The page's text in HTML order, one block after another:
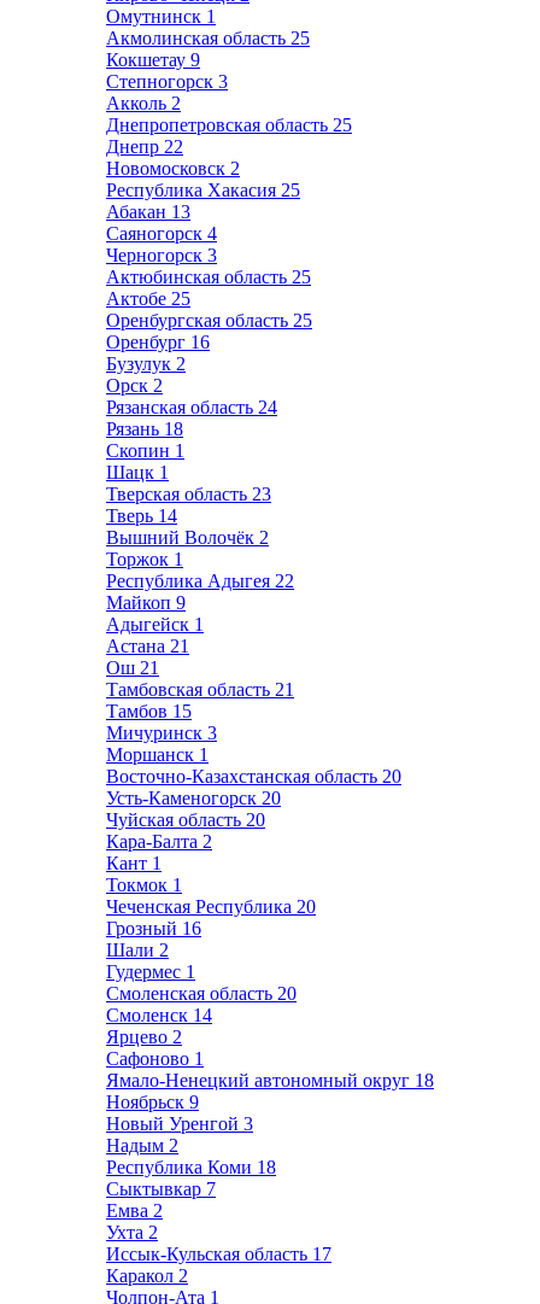
Омутнинск 1
Акмолинская область 25
Кокшетау 9
Степногорск 3
Акколь 2
Днепропетровская область 25
Днепр 22
Новомосковск 2
Республика Хакасия 25
Абакан 13
Саяногорск 4
Черногорск 3
Актюбинская область 25
Актобе 25
Оренбургская область 25
Оренбург 16
Бузулук 2
Орск 2
Рязанская область 24
Рязань 18
Скопин 1
Шацк 1
Тверская область 23
Тверь 14
Вышний Волочёк 2
Торжок 1
Республика Адыгея 22
Майкоп 9
Адыгейск 1
Астана 21
Ош 21
Тамбовская область 21
Тамбов 15
Мичуринск 3
Моршанск 1
Восточно-Казахстанская область 20
Усть-Каменогорск 20
Чуйская область 20
Кара-Балта 2
Кант 1
Токмок 1
Чеченская Республика 20
Грозный 16
Шали 2
Гудермес 1
Смоленская область 20
Смоленск 14
Ярцево 2
Сафоново 1
Ямало-Ненецкий автономный округ 18
Ноябрьск 9
Новый Уренгой 3
Надым 2
Республика Коми 18
Сыктывкар 7
Емва 2
Ухта 2
Иссык-Кульская область 17
Каракол 2
Чолпон-Ата 1